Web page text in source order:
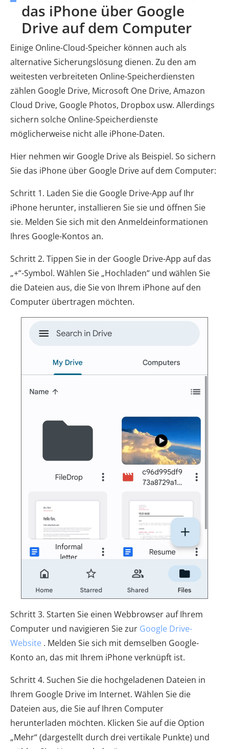
das iPhone über Google
Drive auf dem Computer
Einige Online-Cloud-Speicher können auch als
alternative Sicherungslösung dienen. Zu den am
weitesten verbreiteten Online-Speicherdiensten
zählen Google Drive, Microsoft One Drive, Amazon
Cloud Drive, Google Photos, Dropbox usw. Allerdings
sichern solche Online-Speicherdienste
möglicherweise nicht alle iPhone-Daten.
Hier nehmen wir Google Drive als Beispiel. So sichern
Sie das iPhone über Google Drive auf dem Computer:
Schritt 1. Laden Sie die Google Drive-App auf Ihr
iPhone herunter, installieren Sie sie und öffnen Sie
sie. Melden Sie sich mit den Anmeldeinformationen
Ihres Google-Kontos an.
Schritt 2. Tippen Sie in der Google Drive-App auf das
„+“-Symbol. Wählen Sie „Hochladen“ und wählen Sie
die Dateien aus, die Sie von Ihrem iPhone auf den
Computer übertragen möchten.
Schritt 3. Starten Sie einen Webbrowser auf Ihrem
Computer und navigieren Sie zur Google Drive-
Website . Melden Sie sich mit demselben Google-
Konto an, das mit Ihrem iPhone verknüpft ist.
Schritt 4. Suchen Sie die hochgeladenen Dateien in
Ihrem Google Drive im Internet. Wählen Sie die
Dateien aus, die Sie auf Ihren Computer
herunterladen möchten. Klicken Sie auf die Option
„Mehr“ (dargestellt durch drei vertikale Punkte) und